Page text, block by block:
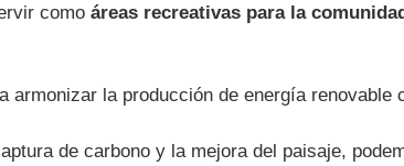
como áreas recreativas para la
armonizar la producción de energía renovable
de carbono y la mejora del paisaje,